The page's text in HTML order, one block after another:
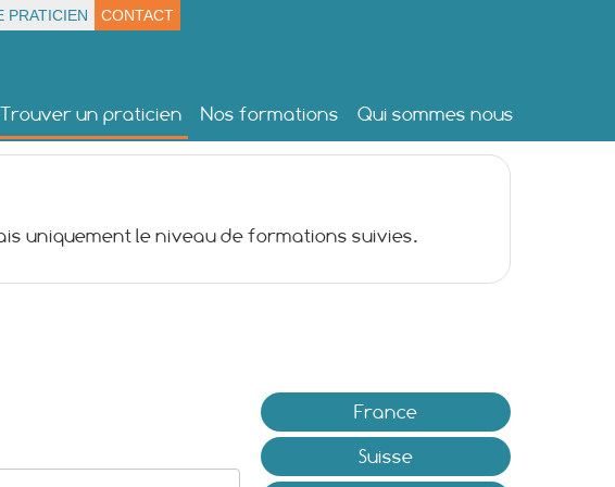
PRATICIEN CONTACT
Trouver un praticien Nos formations Qui sommes nous
uniquement le niveau de formations suivies.
France
Suisse